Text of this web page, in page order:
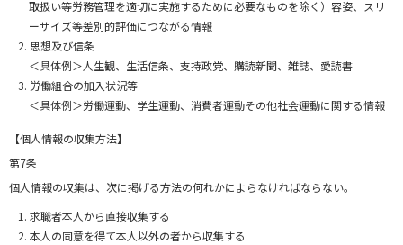
取扱い等労務管理を適切に実施するために必要なものを除く）容姿、スリ
ーサイズ等差別的評価につながる情報
思想及び信条
＜具体例＞人生観、生活信条、支持政党、購読新聞、雑誌、愛読書
労働組合の加入状況等
＜具体例＞労働運動、学生運動、消費者運動その他社会運動に関する情報
【個人情報の収集方法】
第7条
個人情報の収集は、次に掲げる方法の何れかによらなければならない。
求職者本人から直接収集する
本人の同意を得て本人以外の者から収集する